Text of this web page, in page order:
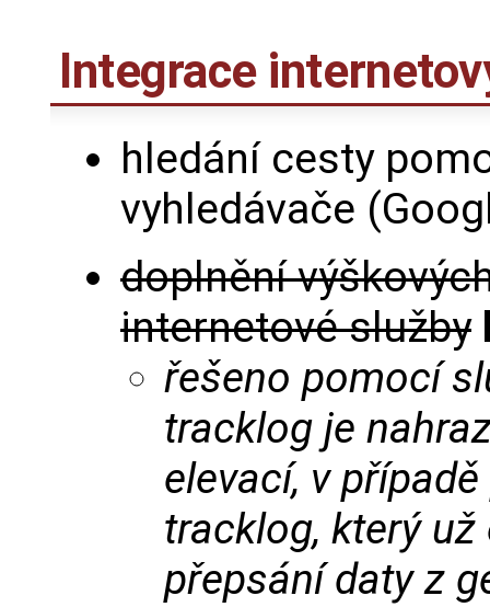
Integrace
hledání cesty
vyhledávače
doplnění
internetové služby
řešeno pomocí
tracklog je
elevací, v
tracklog, který
přepsání daty z